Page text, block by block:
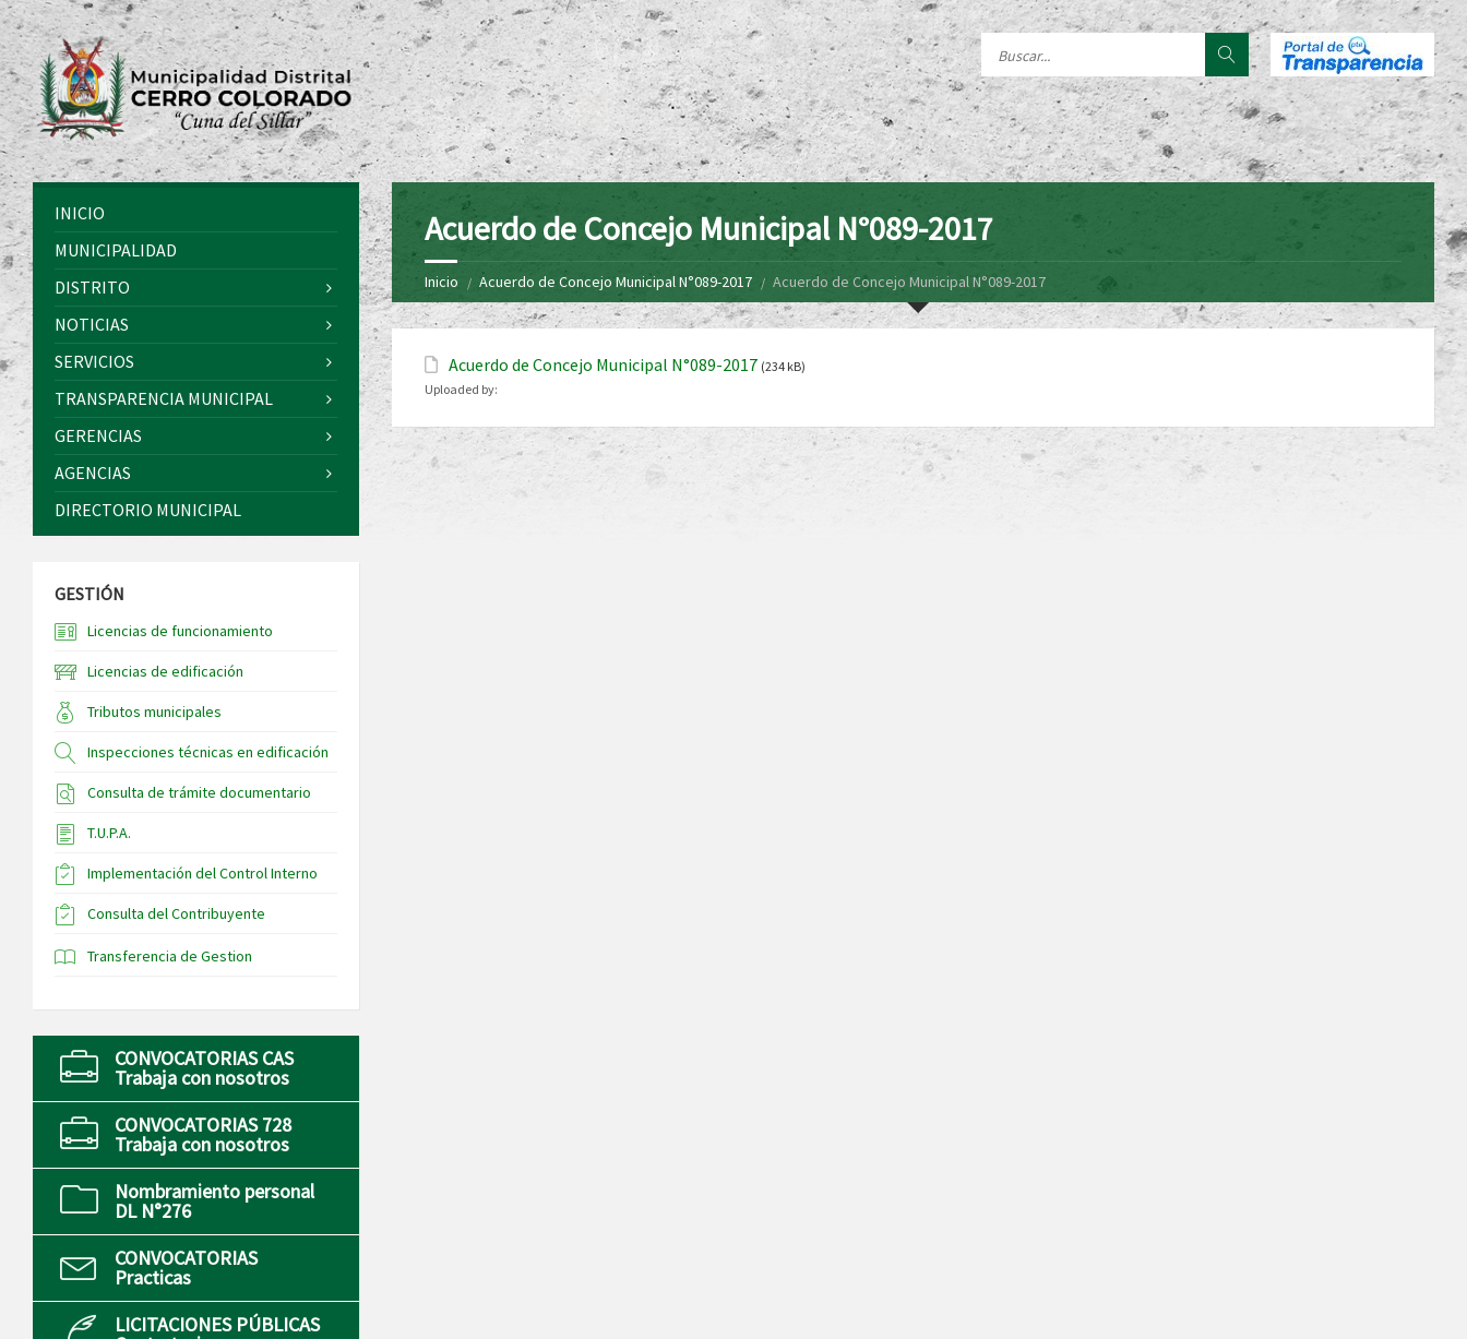
Acuerdo de Concejo Municipal N°089-2017
Inicio Acuerdo de Concejo Municipal N°089-2017 Acuerdo de Concejo Municipal N°089-2017
Acuerdo de Concejo Municipal N°089-2017 (234 kB)
Uploaded by:
INICIO
MUNICIPALIDAD
DISTRITO
NOTICIAS
SERVICIOS
TRANSPARENCIA MUNICIPAL
GERENCIAS
AGENCIAS
DIRECTORIO MUNICIPAL
GESTIÓN
Licencias de funcionamiento
Licencias de edificación
Tributos municipales
Inspecciones técnicas en edificación
Consulta de trámite documentario
T.U.P.A.
Implementación del Control Interno
Consulta del Contribuyente
Transferencia de Gestion
CONVOCATORIAS CAS
Trabaja con nosotros
CONVOCATORIAS 728
Trabaja con nosotros
Nombramiento personal
DL N°276
CONVOCATORIAS
Practicas
LICITACIONES PÚBLICAS